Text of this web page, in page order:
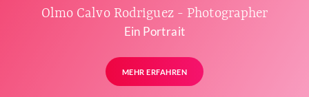
Olmo Calvo Rodriguez - Photographer
Ein Portrait
MEHR ERFAHREN